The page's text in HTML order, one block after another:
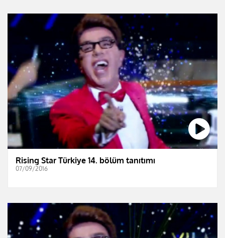
Rising Star Türkiye 14. bölüm tanıtımı
07/09/2016